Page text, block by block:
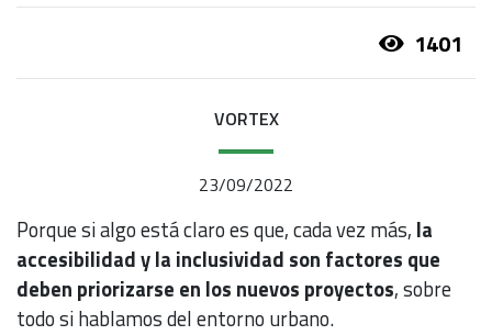
1401
VORTEX
23/09/2022
Porque si algo está claro es que, cada vez más, la
accesibilidad y la inclusividad son factores que
deben priorizarse en los nuevos proyectos, sobre
todo si hablamos del entorno urbano.